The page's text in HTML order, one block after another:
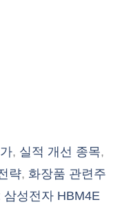
, 실적 개선 종목,
략, 화장품 관련주
성전자 HBM4E